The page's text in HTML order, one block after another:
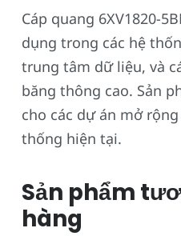
Cáp quang 6XV1820-
dụng trong các hệ
trung tâm dữ liệu, và
băng thông cao. Sản
cho các dự án mở
thống hiện tại.
Sản phẩm
hàng